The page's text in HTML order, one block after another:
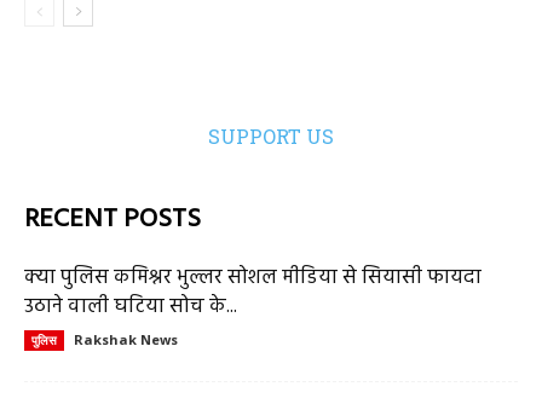
SUPPORT US
RECENT POSTS
क्या पुलिस कमिश्नर भुल्लर सोशल मीडिया से सियासी फायदा
उठाने वाली घटिया सोच के...
पुलिस Rakshak News